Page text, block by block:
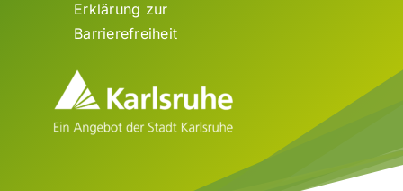
Erklärung zur
Barrierefreiheit